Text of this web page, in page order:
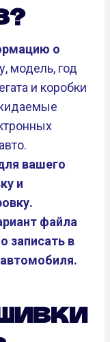
о
модель, год
и коробки
вашего
и
файла
записать в